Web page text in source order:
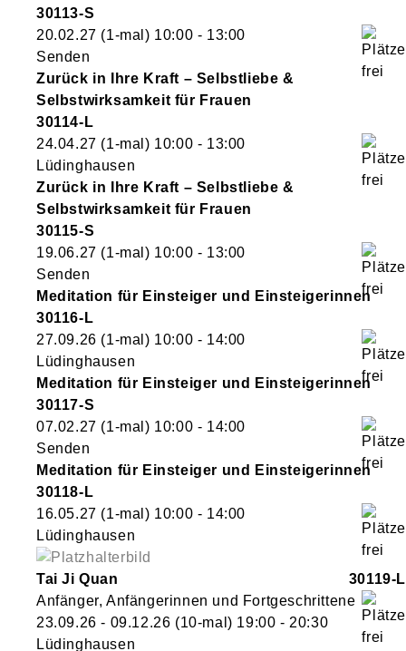
30113-S
20.02.27 (1-mal) 10:00 - 13:00
Senden
Zurück in Ihre Kraft – Selbstliebe &
Selbstwirksamkeit für Frauen
30114-L
24.04.27 (1-mal) 10:00 - 13:00
Lüdinghausen
Zurück in Ihre Kraft – Selbstliebe &
Selbstwirksamkeit für Frauen
30115-S
19.06.27 (1-mal) 10:00 - 13:00
Senden
Meditation für Einsteiger und Einsteigerinnen
30116-L
27.09.26 (1-mal) 10:00 - 14:00
Lüdinghausen
Meditation für Einsteiger und Einsteigerinnen
30117-S
07.02.27 (1-mal) 10:00 - 14:00
Senden
Meditation für Einsteiger und Einsteigerinnen
30118-L
16.05.27 (1-mal) 10:00 - 14:00
Lüdinghausen
Tai Ji Quan
30119-L
Anfänger, Anfängerinnen und Fortgeschrittene
23.09.26 - 09.12.26 (10-mal) 19:00 - 20:30
Lüdinghausen